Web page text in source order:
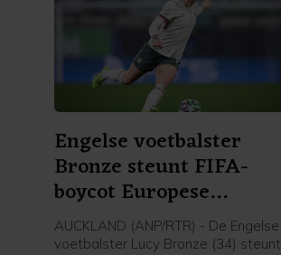
Engelse voetbalster
Bronze steunt FIFA-
boycot Europese
speelsters
AUCKLAND (ANP/RTR) - De Engelse
voetbalster Lucy Bronze (34) steunt